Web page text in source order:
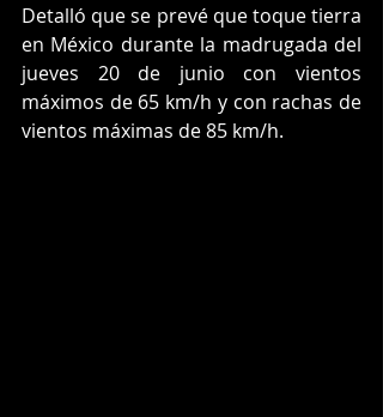
Detalló que se prevé que toque tierra
en México durante la madrugada del
jueves 20 de junio con vientos
máximos de 65 km/h y con rachas de
vientos máximas de 85 km/h.